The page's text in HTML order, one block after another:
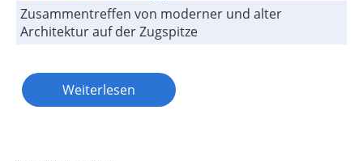
Zusammentreffen von moderner und alter
Architektur auf der Zugspitze
Weiterlesen